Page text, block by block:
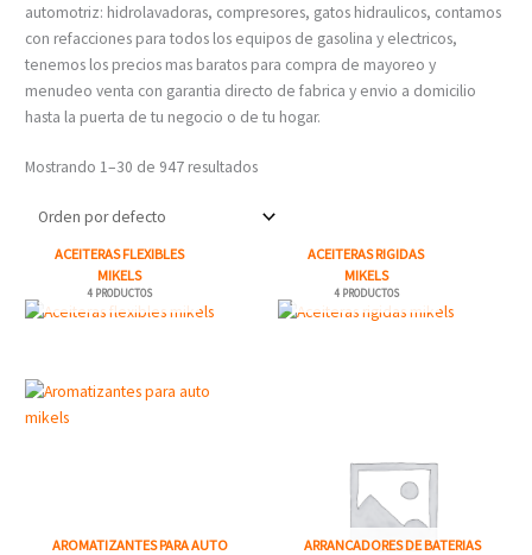
automotriz: hidrolavadoras, compresores, gatos hidraulicos, contamos
con refacciones para todos los equipos de gasolina y electricos,
tenemos los precios mas baratos para compra de mayoreo y
menudeo venta con garantia directo de fabrica y envio a domicilio
hasta la puerta de tu negocio o de tu hogar.
Mostrando 1–30 de 947 resultados
ACEITERAS FLEXIBLES
MIKELS
4 PRODUCTOS
ACEITERAS RIGIDAS
MIKELS
4 PRODUCTOS
AROMATIZANTES PARA AUTO
ARRANCADORES DE BATERIAS